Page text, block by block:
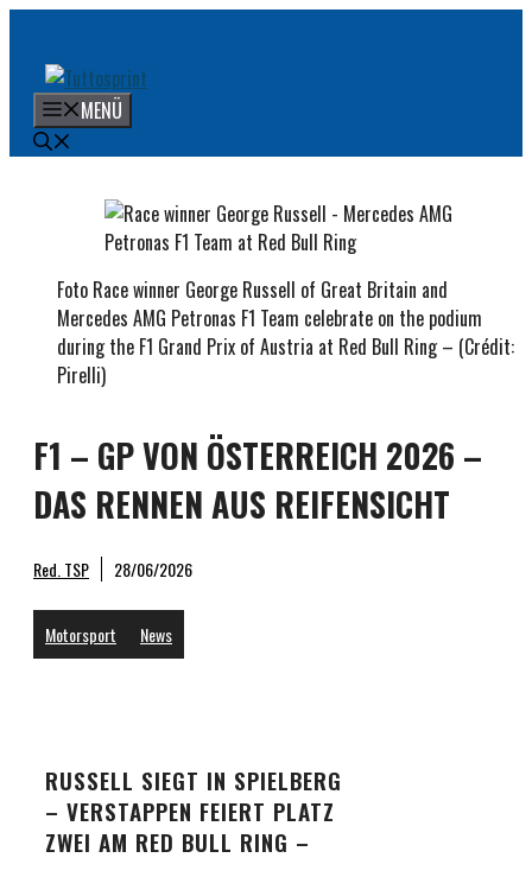
springen
MENÜ
F1 – GP VON ÖSTERREICH 2026 –
DAS RENNEN AUS REIFENSICHT
Red. TSP 28/06/2026
Motorsport News
Foto Race winner George Russell of Great Britain and
Mercedes AMG Petronas F1 Team celebrate on the podium
during the F1 Grand Prix of Austria at Red Bull Ring – (Crédit:
Pirelli)
RUSSELL SIEGT IN SPIELBERG
– VERSTAPPEN FEIERT PLATZ
ZWEI AM RED BULL RING –